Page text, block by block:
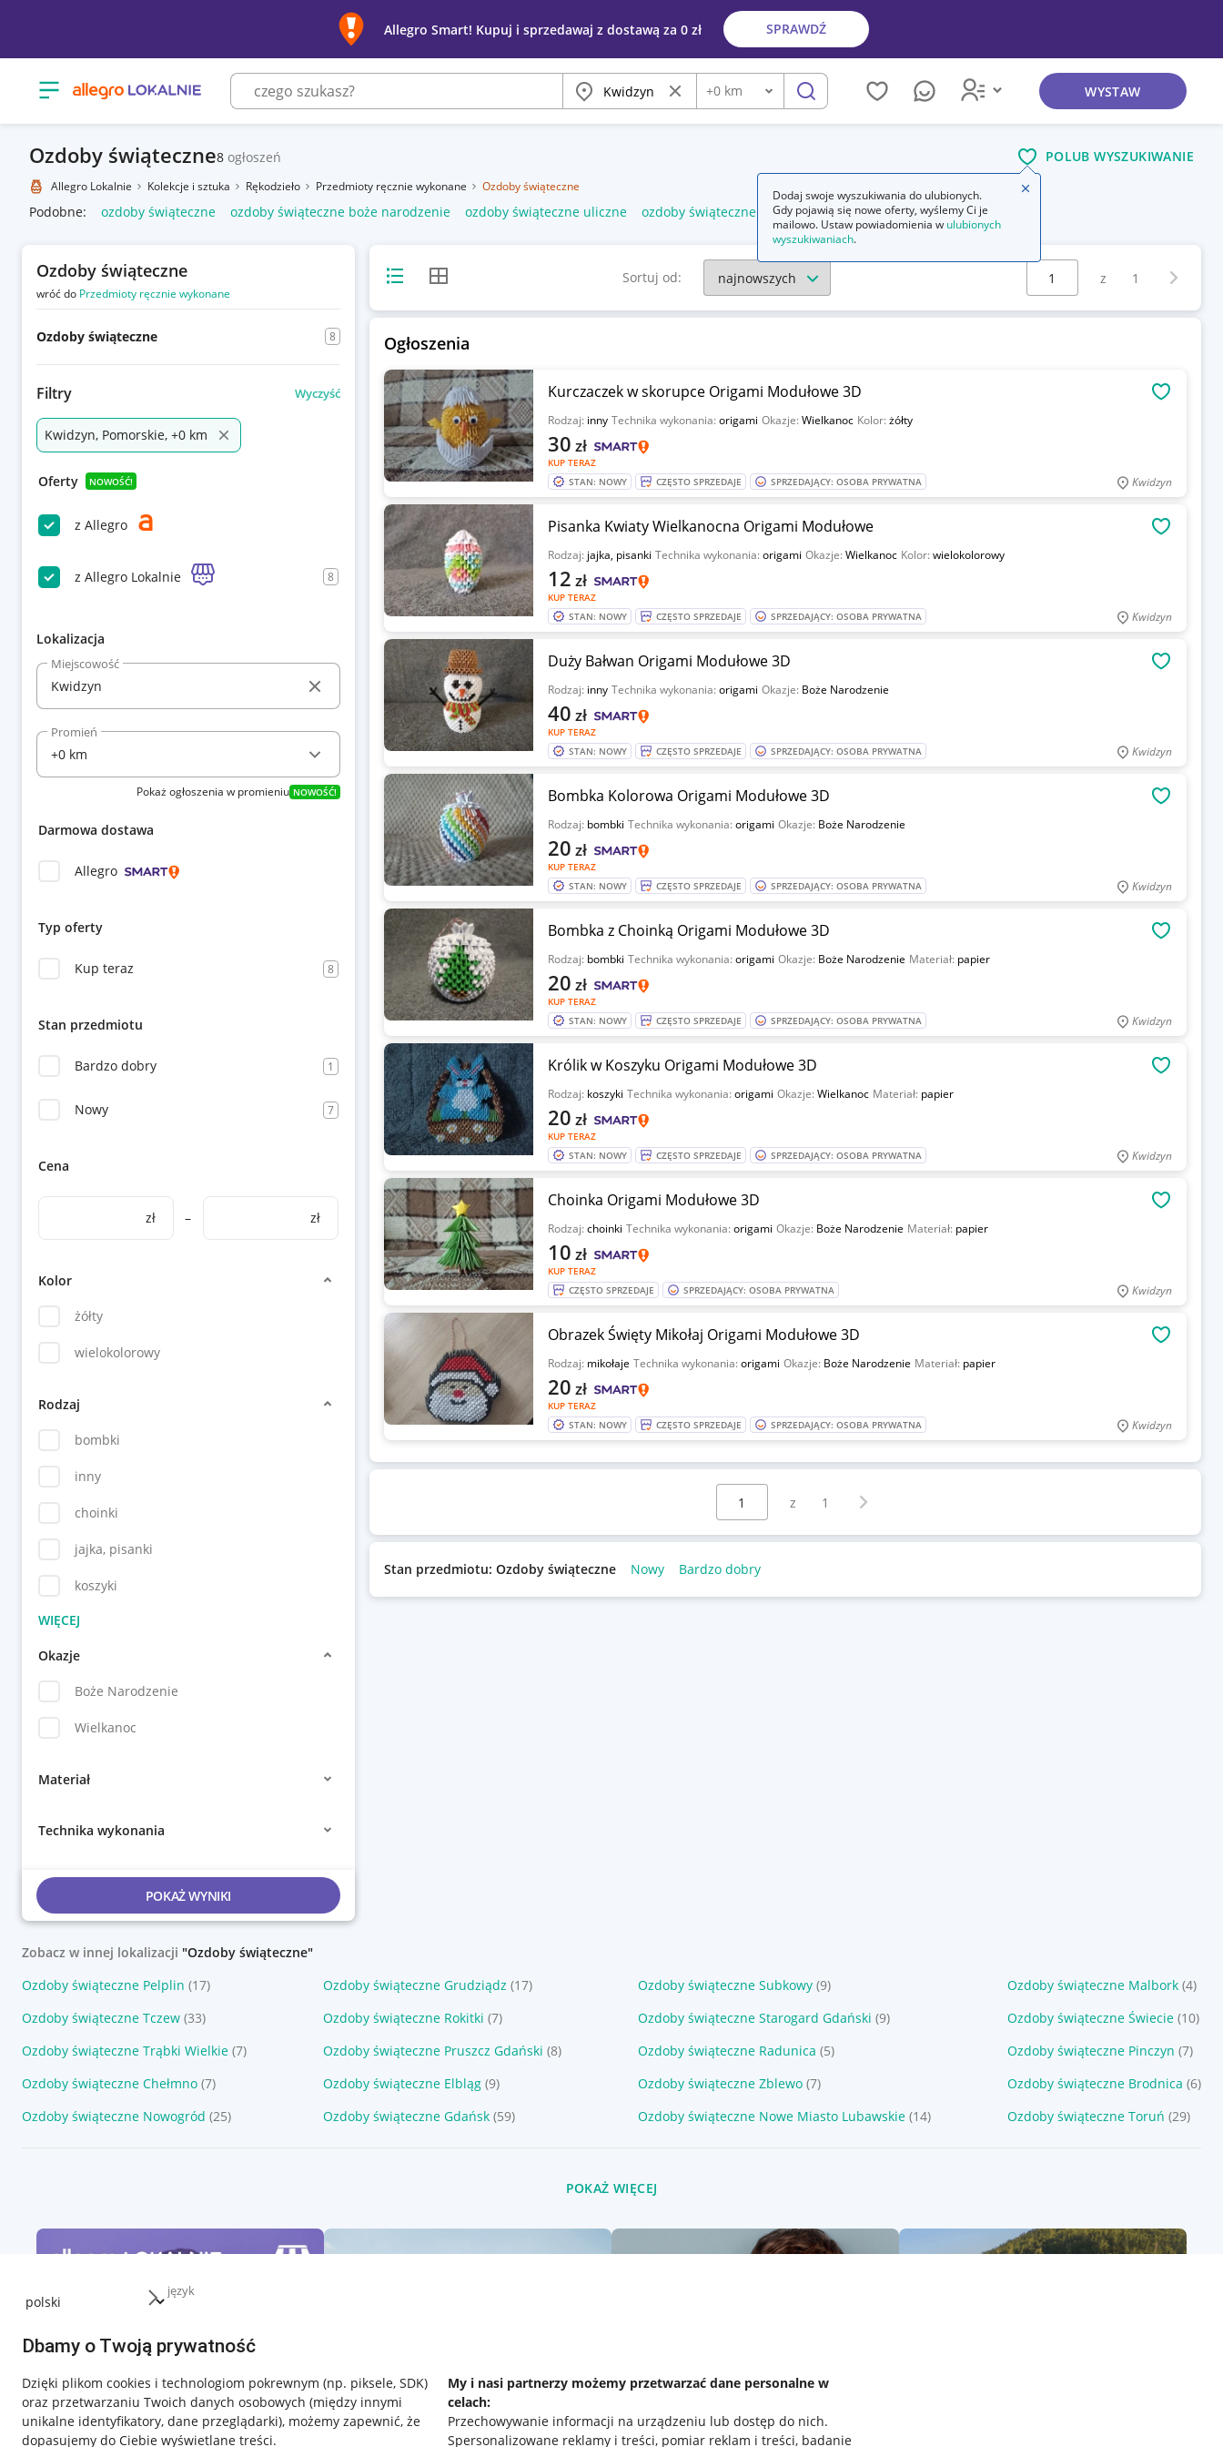
język
Dbamy o Twoją prywatność
Dzięki plikom cookies i technologiom pokrewnym (np. piksele, SDK)
oraz przetwarzaniu Twoich danych osobowych (między innymi
unikalne identyfikatory, dane przeglądarki), możemy zapewnić, że
dopasujemy do Ciebie wyświetlane treści.
My i nasi partnerzy możemy przetwarzać dane personalne w
celach:
Przechowywanie informacji na urządzeniu lub dostęp do nich.
Spersonalizowane reklamy i treści, pomiar reklam i treści, badanie
Allegro Smart! Kupuj i sprzedawaj z dostawą za 0 zł SPRAWDŹ
Otwórz menu z kategoriami Miasto Wyczyść frazę
Odległość
+0 km szukaj WYSTAW
Ozdoby świąteczne8 ogłoszeń POLUB WYSZUKIWANIE
Allegro Lokalnie Kolekcje i sztuka Rękodzieło Przedmioty ręcznie wykonane Ozdoby świąteczne
Podobne: ozdoby świąteczne ozdoby świąteczne boże narodzenie ozdoby świąteczne uliczne ozdoby świąteczne zewnętrzne ozdoby świąteczne na tort
Ozdoby świąteczne
wróć do Przedmioty ręcznie wykonane
Ozdoby świąteczne 8
Filtry Wyczyść
Kwidzyn, Pomorskie, +0 km
Oferty NOWOŚĆ!
z Allegro
z Allegro Lokalnie 8
Lokalizacja
Miejscowość
Promień
Pokaż ogłoszenia w promieniu NOWOŚĆ!
Darmowa dostawa
Allegro
Typ oferty
Kup teraz 8
Stan przedmiotu
Bardzo dobry 1
Nowy 7
Cena
zł – zł
Kolor
żółty
wielokolorowy
Rodzaj
bombki
inny
choinki
jajka, pisanki
koszyki
Okazje
Boże Narodzenie
Wielkanoc
Materiał
Technika wykonania
POKAŻ WYNIKI
Widok listyWidok siatki Sortuj od:
Wybierz stronę:
z 1
Ogłoszenia
Kurczaczek w skorupce Origami Modułowe 3D
Rodzaj: inny Technika wykonania:origami Okazje:Wielkanoc Kolor:żółty
KUP TERAZ
30 zł
STAN: NOWY CZĘSTO SPRZEDAJE SPRZEDAJĄCY: OSOBA PRYWATNA Kwidzyn
Pisanka Kwiaty Wielkanocna Origami Modułowe
Rodzaj: jajka, pisanki Technika wykonania:origami Okazje:Wielkanoc Kolor:wielokolorowy
KUP TERAZ
12 zł
STAN: NOWY CZĘSTO SPRZEDAJE SPRZEDAJĄCY: OSOBA PRYWATNA Kwidzyn
Duży Bałwan Origami Modułowe 3D
Rodzaj: inny Technika wykonania:origami Okazje: Boże Narodzenie
KUP TERAZ
40 zł
STAN: NOWY CZĘSTO SPRZEDAJE SPRZEDAJĄCY: OSOBA PRYWATNA Kwidzyn
Bombka Kolorowa Origami Modułowe 3D
Rodzaj: bombki Technika wykonania:origami Okazje: Boże Narodzenie
KUP TERAZ
20 zł
STAN: NOWY CZĘSTO SPRZEDAJE SPRZEDAJĄCY: OSOBA PRYWATNA Kwidzyn
Bombka z Choinką Origami Modułowe 3D
Rodzaj: bombki Technika wykonania:origami Okazje: Boże Narodzenie Materiał: papier
KUP TERAZ
20 zł
STAN: NOWY CZĘSTO SPRZEDAJE SPRZEDAJĄCY: OSOBA PRYWATNA Kwidzyn
Królik w Koszyku Origami Modułowe 3D
Rodzaj: koszyki Technika wykonania:origami Okazje:Wielkanoc Materiał: papier
KUP TERAZ
20 zł
STAN: NOWY CZĘSTO SPRZEDAJE SPRZEDAJĄCY: OSOBA PRYWATNA Kwidzyn
Choinka Origami Modułowe 3D
Rodzaj:choinki Technika wykonania:origami Okazje: Boże Narodzenie Materiał: papier
KUP TERAZ
10 zł
CZĘSTO SPRZEDAJE SPRZEDAJĄCY: OSOBA PRYWATNA Kwidzyn
Obrazek Święty Mikołaj Origami Modułowe 3D
Rodzaj: mikołaje Technika wykonania:origami Okazje: Boże Narodzenie Materiał: papier
KUP TERAZ
20 zł
STAN: NOWY CZĘSTO SPRZEDAJE SPRZEDAJĄCY: OSOBA PRYWATNA Kwidzyn
Wybierz stronę:
z 1 Następna strona
Stan przedmiotu: Ozdoby świąteczne Nowy Bardzo dobry
Zobacz w innej lokalizacji "Ozdoby świąteczne"
Ozdoby świąteczne Pelplin (17) Ozdoby świąteczne Grudziądz (17) Ozdoby świąteczne Subkowy (9) Ozdoby świąteczne Malbork (4)
Ozdoby świąteczne Tczew (33) Ozdoby świąteczne Rokitki (7) Ozdoby świąteczne Starogard Gdański (9) Ozdoby świąteczne Świecie (10)
Ozdoby świąteczne Trąbki Wielkie (7) Ozdoby świąteczne Pruszcz Gdański (8) Ozdoby świąteczne Radunica (5) Ozdoby świąteczne Pinczyn (7)
Ozdoby świąteczne Chełmno (7) Ozdoby świąteczne Elbląg (9) Ozdoby świąteczne Zblewo (7) Ozdoby świąteczne Brodnica (6)
Ozdoby świąteczne Nowogród (25) Ozdoby świąteczne Gdańsk (59) Ozdoby świąteczne Nowe Miasto Lubawskie (14) Ozdoby świąteczne Toruń (29)
POKAŻ WIĘCEJ
Dodaj swoje wyszukiwania do ulubionych.
Gdy pojawią się nowe oferty, wyślemy Ci je
mailowo. Ustaw powiadomienia w ulubionych
wyszukiwaniach.
Zamknij wskazówkę